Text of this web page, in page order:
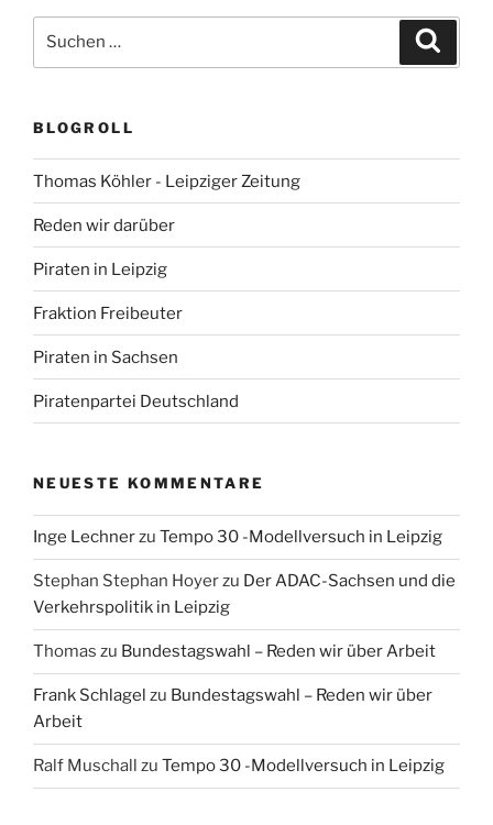
nach:
BLOGROLL
Thomas Köhler - Leipziger Zeitung
Reden wir darüber
Piraten in Leipzig
Fraktion Freibeuter
Piraten in Sachsen
Piratenpartei Deutschland
NEUESTE KOMMENTARE
Inge Lechnerzu Tempo 30 -Modellversuch in Leipzig
Stephan Stephan Hoyerzu Der ADAC-Sachsen und die
Verkehrspolitik in Leipzig
Thomas zu Bundestagswahl – Reden wir über Arbeit
Frank Schlagel zu Bundestagswahl – Reden wir über
Arbeit
Ralf Muschall zu Tempo 30 -Modellversuch in Leipzig